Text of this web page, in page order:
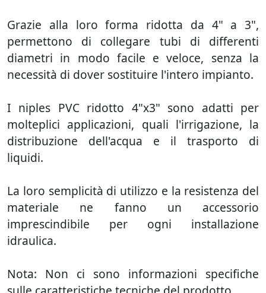
Grazie alla loro forma ridotta da 4" a 3",
permettono di collegare tubi di differenti
diametri in modo facile e veloce, senza la
necessità di dover sostituire l'intero impianto.
I niples PVC ridotto 4"x3" sono adatti per
molteplici applicazioni, quali l'irrigazione, la
distribuzione dell'acqua e il trasporto di
liquidi.
La loro semplicità di utilizzo e la resistenza del
materiale ne fanno un accessorio
imprescindibile per ogni installazione
idraulica.
Nota: Non ci sono informazioni specifiche